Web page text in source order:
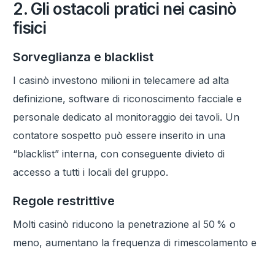
2. Gli ostacoli pratici nei casinò
fisici
Sorveglianza e blacklist
I casinò investono milioni in telecamere ad alta
definizione, software di riconoscimento facciale e
personale dedicato al monitoraggio dei tavoli. Un
contatore sospetto può essere inserito in una
“blacklist” interna, con conseguente divieto di
accesso a tutti i locali del gruppo.
Regole restrittive
Molti casinò riducono la penetrazione al 50 % o
meno, aumentano la frequenza di rimescolamento e